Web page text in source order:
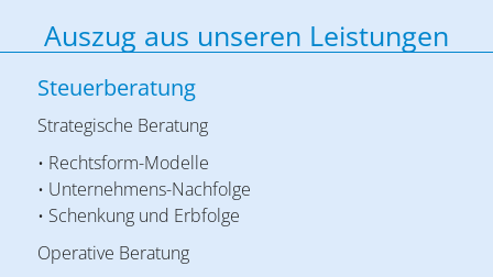
Auszug aus unseren Leistungen
Steuerberatung
Strategische Beratung
• Rechtsform-Modelle
• Unternehmens-Nachfolge
• Schenkung und Erbfolge
Operative Beratung